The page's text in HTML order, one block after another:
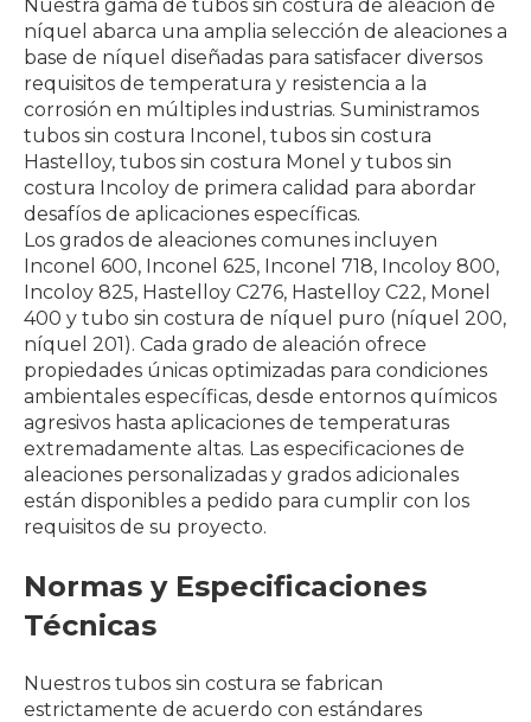
Nuestra gama de tubos sin costura de aleación de
níquel abarca una amplia selección de aleaciones a
base de níquel diseñadas para satisfacer diversos
requisitos de temperatura y resistencia a la
corrosión en múltiples industrias. Suministramos
tubos sin costura Inconel, tubos sin costura
Hastelloy, tubos sin costura Monel y tubos sin
costura Incoloy de primera calidad para abordar
desafíos de aplicaciones específicas.
Los grados de aleaciones comunes incluyen
Inconel 600, Inconel 625, Inconel 718, Incoloy 800,
Incoloy 825, Hastelloy C276, Hastelloy C22, Monel
400 y tubo sin costura de níquel puro (níquel 200,
níquel 201). Cada grado de aleación ofrece
propiedades únicas optimizadas para condiciones
ambientales específicas, desde entornos químicos
agresivos hasta aplicaciones de temperaturas
extremadamente altas. Las especificaciones de
aleaciones personalizadas y grados adicionales
están disponibles a pedido para cumplir con los
requisitos de su proyecto.
Normas y Especificaciones
Técnicas
Nuestros tubos sin costura se fabrican
estrictamente de acuerdo con estándares